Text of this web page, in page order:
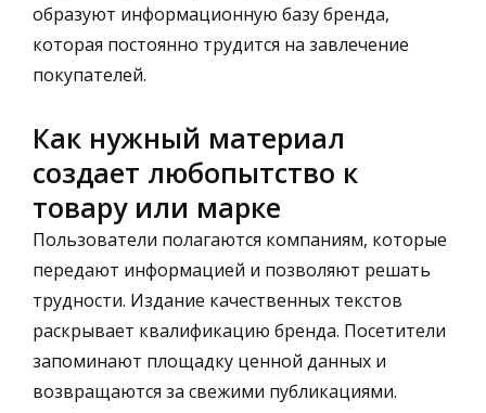
образуют информационную базу бренда,
которая постоянно трудится на завлечение
покупателей.
Как нужный материал
создает любопытство к
товару или марке
Пользователи полагаются компаниям, которые
передают информацией и позволяют решать
трудности. Издание качественных текстов
раскрывает квалификацию бренда. Посетители
запоминают площадку ценной данных и
возвращаются за свежими публикациями.